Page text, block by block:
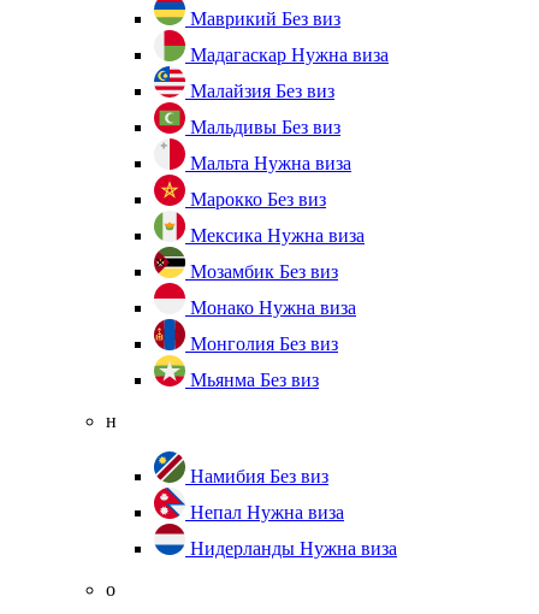
Маврикий Без виз
Мадагаскар Нужна виза
Малайзия Без виз
Мальдивы Без виз
Мальта Нужна виза
Марокко Без виз
Мексика Нужна виза
Мозамбик Без виз
Монако Нужна виза
Монголия Без виз
Мьянма Без виз
н
Намибия Без виз
Непал Нужна виза
Нидерланды Нужна виза
о